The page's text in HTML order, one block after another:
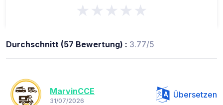
★★★★★
Durchschnitt (57 Bewertung) : 3.77/5
MarvinCCE
31/07/2026
Übersetzen